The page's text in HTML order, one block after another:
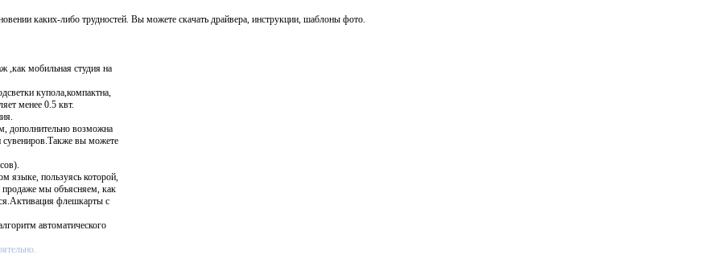
каких-либо трудностей. Вы можете скачать драйвера, инструкции, шаблоны фото.
,как мобильная студия на
купола,компактна,
менее 0.5 квт.
дополнительно возможна
вы можете
языке, пользуясь которой,
продаже мы объясняем, как
флешкарты с
автоматического